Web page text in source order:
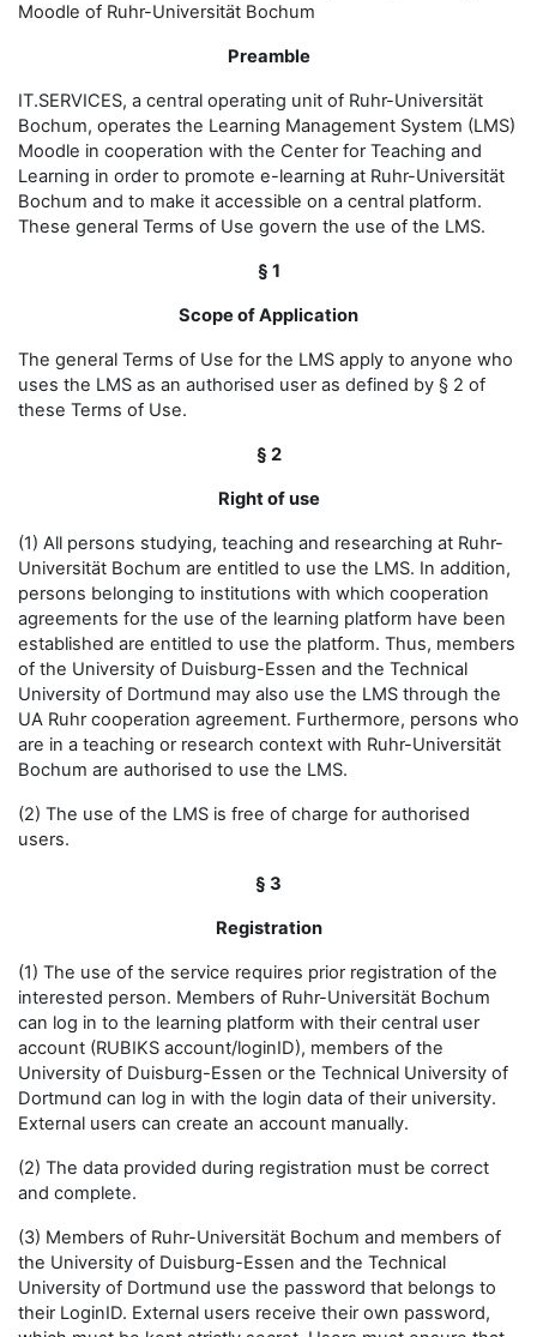
Moodle of Ruhr-Universität Bochum
Preamble
IT.SERVICES, a central operating unit of Ruhr-Universität
Bochum, operates the Learning Management System (LMS)
Moodle in cooperation with the Center for Teaching and
Learning in order to promote e-learning at Ruhr-Universität
Bochum and to make it accessible on a central platform.
These general Terms of Use govern the use of the LMS.
§ 1
Scope of Application
The general Terms of Use for the LMS apply to anyone who
uses the LMS as an authorised user as defined by § 2 of
these Terms of Use.
§ 2
Right of use
(1) All persons studying, teaching and researching at Ruhr-
Universität Bochum are entitled to use the LMS. In addition,
persons belonging to institutions with which cooperation
agreements for the use of the learning platform have been
established are entitled to use the platform. Thus, members
of the University of Duisburg-Essen and the Technical
University of Dortmund may also use the LMS through the
UA Ruhr cooperation agreement. Furthermore, persons who
are in a teaching or research context with Ruhr-Universität
Bochum are authorised to use the LMS.
(2) The use of the LMS is free of charge for authorised
users.
§ 3
Registration
(1) The use of the service requires prior registration of the
interested person. Members of Ruhr-Universität Bochum
can log in to the learning platform with their central user
account (RUBIKS account/loginID), members of the
University of Duisburg-Essen or the Technical University of
Dortmund can log in with the login data of their university.
External users can create an account manually.
(2) The data provided during registration must be correct
and complete.
(3) Members of Ruhr-Universität Bochum and members of
the University of Duisburg-Essen and the Technical
University of Dortmund use the password that belongs to
their LoginID. External users receive their own password,